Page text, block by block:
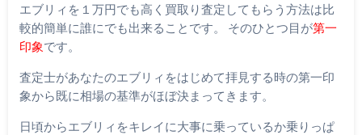
エブリィを１万円でも高く買取り査定してもらう方法は比
較的簡単に誰にでも出来ることです。 そのひとつ目が第一
印象です。
査定士があなたのエブリィをはじめて拝見する時の第一印
象から既に相場の基準がほぼ決まってきます。
日頃からエブリィをキレイに大事に乗っているか乗りっぱ